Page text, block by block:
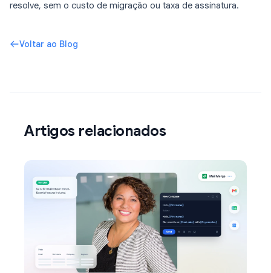
resolve, sem o custo de migração ou taxa de assinatura.
Voltar ao Blog
Artigos relacionados